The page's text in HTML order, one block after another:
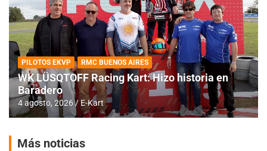
PILOTOS EKVP RMC BUENOS AIRES
WK LÜSQTOFF Racing Kart: Hizo historia en
Baradero
4 agosto, 2026 E-Kart
Más noticias